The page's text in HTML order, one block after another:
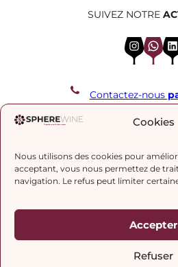
Cookies
Nous utilisons des cookies pour
acceptant, vous nous permettez de
navigation. Le refus peut limiter
Accepter
Refuser
SUIVEZ NOTRE
InstagramWhatsApp LinkedIn
Contactez-nous
REJOIGNEZ NOTRE LISTE DE
politique de